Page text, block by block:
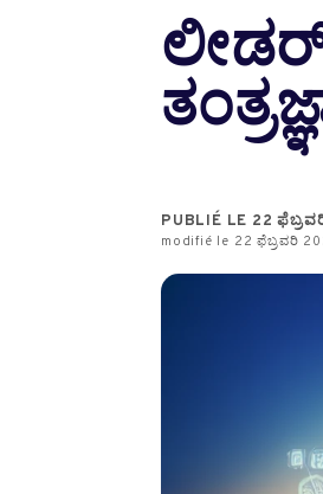
PUBLIÉ LE 22
modifié le 22 ಫೆಬ್ರವರಿ